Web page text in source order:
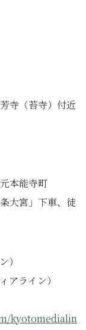
寺（苔寺）付近
本能寺町
大宮」下車、徒
）
アライン）
kyotomedialin